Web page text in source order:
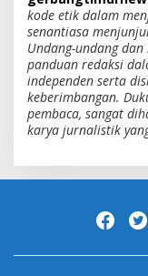
kode etik dalam
senantiasa
Undang-undang
panduan redaksi
independen serta
keberimbangan.
pembaca, sangat
karya jurnalistik